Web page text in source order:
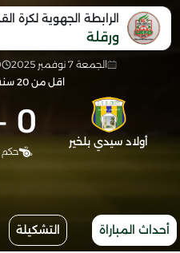
الرابطة الجهوية لكرة
ورقلة
الجمعة 7 نوفمبر 2025
اقل من 20 سنة-ب
أولاد سيدي بلخير 0
أحداث المباراة التشكيلة